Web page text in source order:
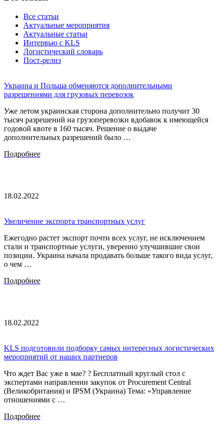
Все статьи
Актуальные мероприятия
Актуальные статьи
Интервью с KLS
Логистический словарь
Пост-релиз
Украина и Польша обменяются дополнительными
разрешениями для грузовых перевозок
Уже летом украинская сторона дополнительно получит 30
тысяч разрешений на грузоперевозки вдобавок к имеющейся
годовой квоте в 160 тысяч. Решение о выдаче
дополнительных разрешений было …
Подробнее
18.02.2022
Увеличение экспорта транспортных услуг
Ежегодно растет экспорт почти всех услуг, не исключением
стали и транспортные услуги, уверенно улучшившие свои
позиции. Украина начала продавать больше такого вида услуг,
о чем …
Подробнее
18.02.2022
KLS подготовили подборку самых интересных логистических
мероприятий от наших партнеров
Что ждет Вас уже в мае? ? Бесплатный круглый стол с
экспертами направлении закупок от Procurement Central
(Великобритания) и IPSM (Украина) Тема: «Управление
отношениями с …
Подробнее